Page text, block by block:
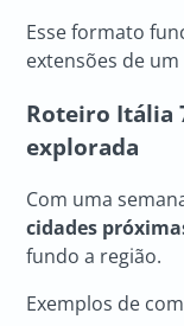
Esse formato
extensões de
Roteiro Itália
explorada
Com uma
cidades
fundo a região.
Exemplos de